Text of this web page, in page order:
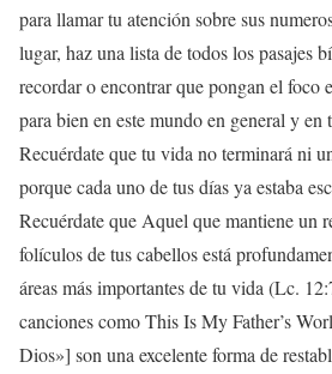
para llamar tu atención sobre sus
lugar, haz una lista de todos los pasajes
recordar o encontrar que pongan el foco
para bien en este mundo en general y en
Recuérdate que tu vida no terminará ni
porque cada uno de tus días ya estaba
Recuérdate que Aquel que mantiene un
folículos de tus cabellos está
áreas más importantes de tu vida (Lc.
canciones como This Is My Father’s
Dios»] son una excelente forma de